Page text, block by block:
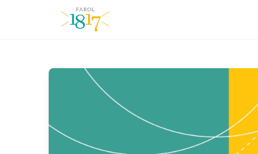
Farol1817